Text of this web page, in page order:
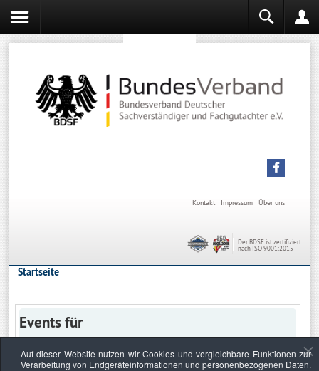
Über uns
Impressum
Kontakt
Der BDSF ist zertifiziert
nach ISO 9001:2015
Startseite
Events für
Auf dieser Website nutzen wir Cookies und vergleichbare Funktionen zur
Verarbeitung von Endgeräteinformationen und personenbezogenen Daten.